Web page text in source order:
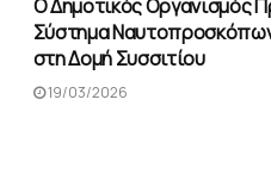
Ο Δημοτικός Οργανισμός
Σύστημα
στη Δομή Συσσιτίου
19/03/2026